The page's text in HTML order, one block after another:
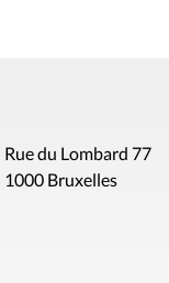
Rue du Lombard 77
1000 Bruxelles